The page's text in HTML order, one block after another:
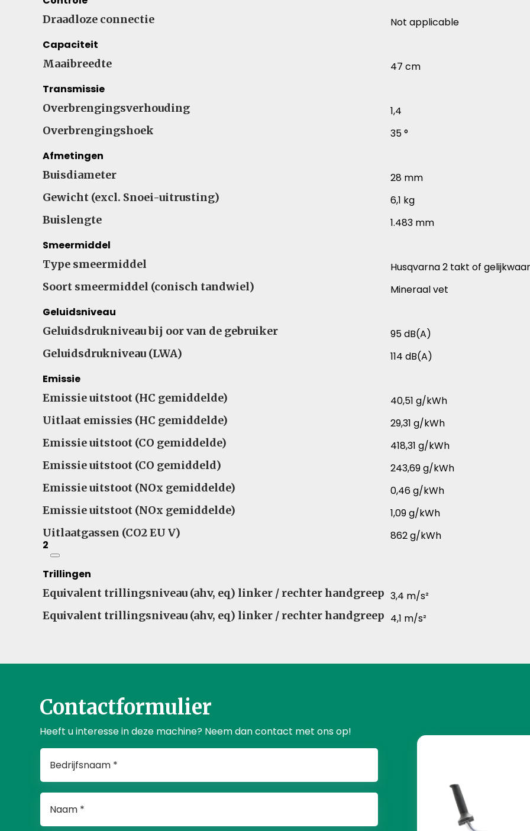
Draadloze connectie
Not applicable
Capaciteit
Maaibreedte
47 cm
Transmissie
Overbrengingsverhouding
1,4
Overbrengingshoek
35 °
Afmetingen
Buisdiameter
28 mm
Gewicht (excl. Snoei-uitrusting)
6,1 kg
Buislengte
1.483 mm
Smeermiddel
Type smeermiddel
Husqvarna 2 takt of
Soort smeermiddel (conisch tandwiel)
Mineraal vet
Geluidsniveau
Geluidsdrukniveau bij oor van de gebruiker
95 dB(A)
Geluidsdrukniveau (LWA)
114 dB(A)
Emissie
Emissie uitstoot (HC gemiddelde)
40,51 g/kWh
Uitlaat emissies (HC gemiddelde)
29,31 g/kWh
Emissie uitstoot (CO gemiddelde)
418,31 g/kWh
Emissie uitstoot (CO gemiddeld)
243,69 g/kWh
Emissie uitstoot (NOx gemiddelde)
0,46 g/kWh
Emissie uitstoot (NOx gemiddelde)
1,09 g/kWh
Uitlaatgassen (CO2 EU V)
2
862 g/kWh
Trillingen
Equivalent trillingsniveau (ahv, eq) linker / rechter handgreep 3,4 m/s²
Equivalent trillingsniveau (ahv, eq) linker / rechter handgreep 4,1 m/s²
Contactformulier
Heeft u interesse in deze machine? Neem dan contact met ons op!